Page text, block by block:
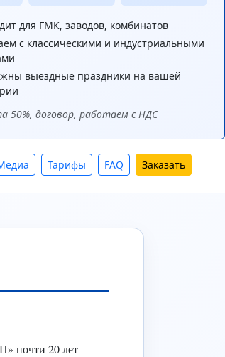
для ГМК, заводов, комбинатов
с классическими и индустриальными
выездные праздники на вашей
50%, договор, работаем с НДС
Тарифы FAQ Заказать
почти 20 лет